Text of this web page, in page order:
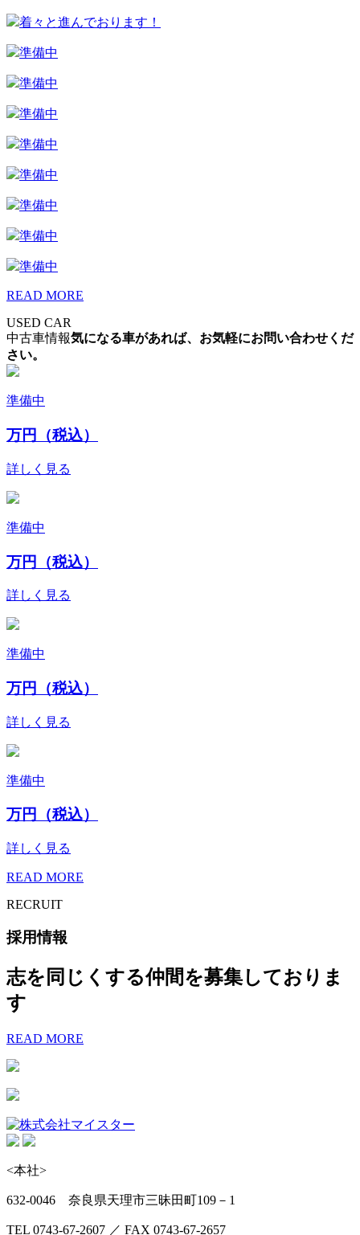
着々と進んでおります！
準備中
準備中
準備中
準備中
準備中
準備中
準備中
準備中
READ MORE
USED CAR
中古車情報気になる車があれば、お気軽にお問い合わせくだ
さい。
準備中
万円（税込）
詳しく見る
準備中
万円（税込）
詳しく見る
準備中
万円（税込）
詳しく見る
準備中
万円（税込）
詳しく見る
READ MORE
RECRUIT
採用情報
志を同じくする仲間を募集しておりま
す
READ MORE
<本社>
632-0046 奈良県天理市三昧田町109－1
TEL 0743-67-2607 ／ FAX 0743-67-2657